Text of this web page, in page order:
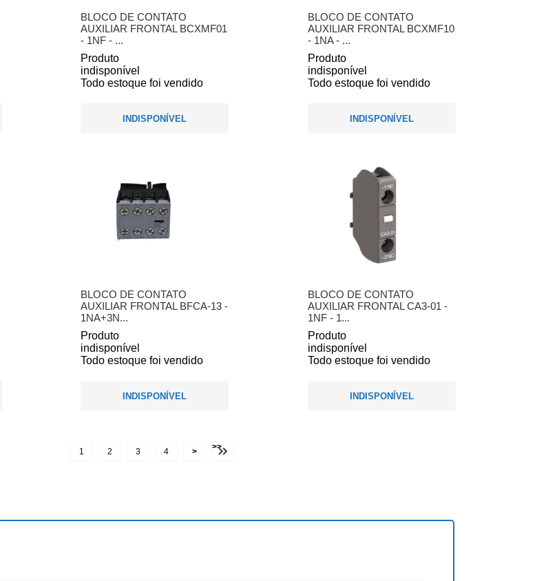
BLOCO DE CONTATO
AUXILIAR FRONTAL BCXMF01
- 1NF - ...
Produto
indisponível
Todo estoque foi vendido
INDISPONÍVEL
BLOCO DE CONTATO
AUXILIAR FRONTAL BCXMF10
- 1NA - ...
Produto
indisponível
Todo estoque foi vendido
INDISPONÍVEL
BLOCO DE CONTATO
AUXILIAR FRONTAL BFCA-13 -
1NA+3N...
Produto
indisponível
Todo estoque foi vendido
INDISPONÍVEL
BLOCO DE CONTATO
AUXILIAR FRONTAL CA3-01 -
1NF - 1...
Produto
indisponível
Todo estoque foi vendido
INDISPONÍVEL
1 2 3 4 > >>